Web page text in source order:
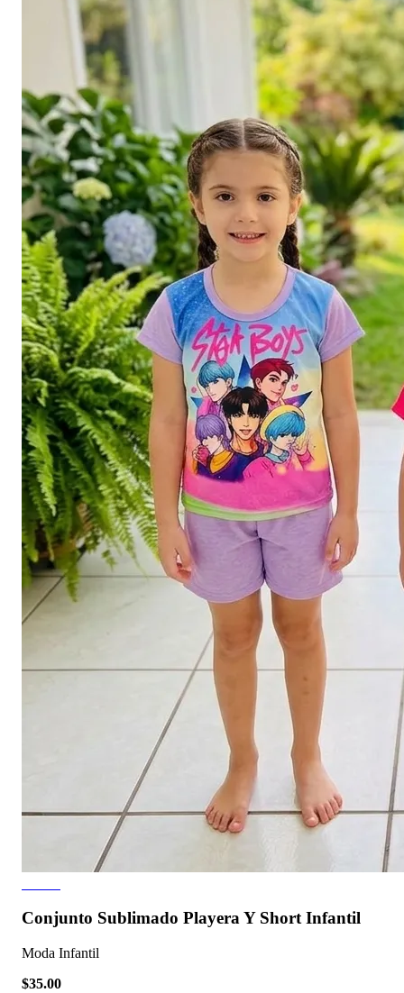
Conjunto Sublimado Playera Y Short Infantil
Moda Infantil
$35.00